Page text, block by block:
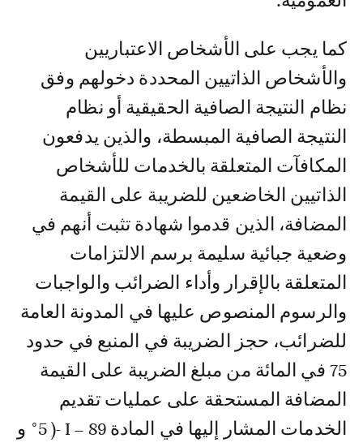
كما يجب على الأشخاص الاعتباريين
والأشخاص الذاتيين المحددة دخولهم وفق
نظام النتيجة الصافية الحقيقية أو نظام
النتيجة الصافية المبسطة، والذين يدفعون
المكافآت المتعلقة بالخدمات للأشخاص
الذاتيين الخاضعين للضريبة على القيمة
المضافة، الذين قدموا شهادة تثبت أنهم في
وضعية جبائية سليمة برسم الالتزامات
المتعلقة بالإقرار وأداء الضرائب والواجبات
والرسوم المنصوص عليها في المدونة العامة
للضرائب، حجز الضريبة في المنبع في حدود
75 في المائة من مبلغ الضريبة على القيمة
المضافة المستحقة على عمليات تقديم
الخدمات المشار إليها في المادة 89 – I -( °5 و